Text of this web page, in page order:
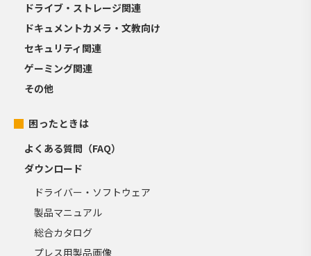
ドライブ・ストレージ関連
ドキュメントカメラ・文教向け
セキュリティ関連
ゲーミング関連
その他
困ったときは
よくある質問（FAQ）
ダウンロード
ドライバー・ソフトウェア
製品マニュアル
総合カタログ
プレス用製品画像